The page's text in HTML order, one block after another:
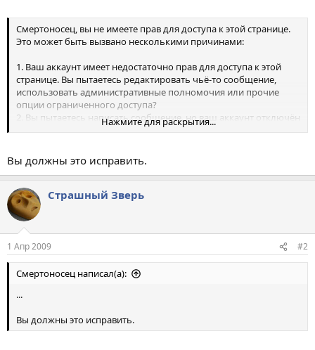
Смертоносец, вы не имеете прав для доступа к этой странице.
Это может быть вызвано несколькими причинами:
1. Ваш аккаунт имеет недостаточно прав для доступа к этой
странице. Вы пытаетесь редактировать чьё-то сообщение,
использовать административные полномочия или прочие
опции ограниченного доступа?
2. Вы пытаетесь написать сообщение, но ваш аккаунт отключён
администрацией или ожидает активации.
Нажмите для раскрытия...
Вы должны это исправить.
Страшный Зверь
1 Апр 2009 #2
Смертоносец написал(а):
...
Вы должны это исправить.